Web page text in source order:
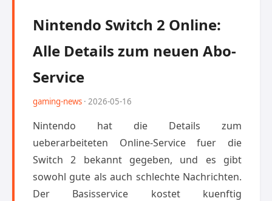
Nintendo Switch 2 Online:
Alle Details zum neuen Abo-
Service
gaming-news · 2026-05-16
Nintendo hat die Details zum
ueberarbeiteten Online-Service fuer die
Switch 2 bekannt gegeben, und es gibt
sowohl gute als auch schlechte Nachrichten.
Der Basisservice kostet kuenftig